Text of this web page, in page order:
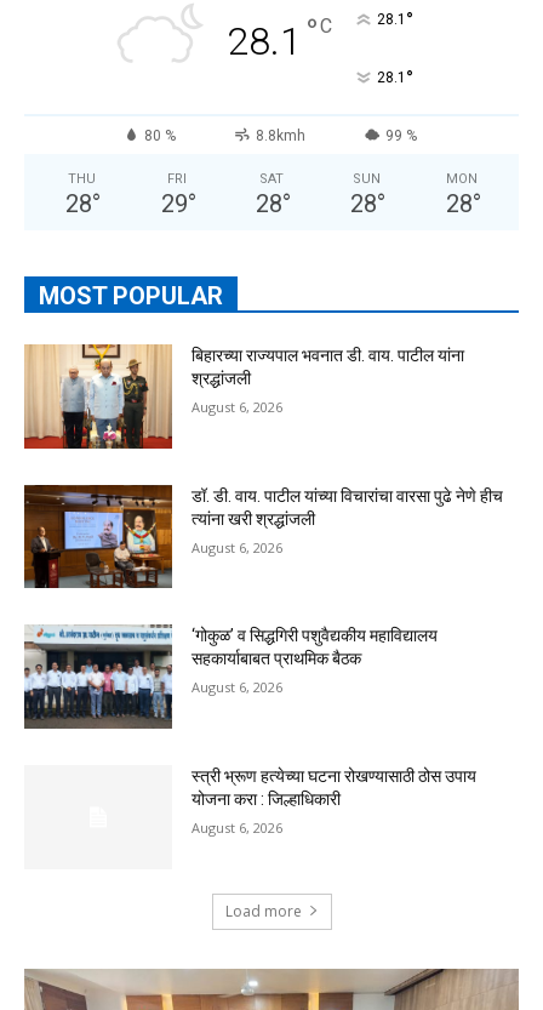
28.1 °C 28.1 °
28.1 °
80 % 8.8kmh 99 %
THU
28°
FRI
29°
SAT
28°
SUN
28°
MON
28°
MOST POPULAR
बिहारच्या राज्यपाल भवनात डी. वाय. पाटील यांना
श्रद्धांजली
August 6, 2026
डॉ. डी. वाय. पाटील यांच्या विचारांचा वारसा पुढे नेणे हीच
त्यांना खरी श्रद्धांजली
August 6, 2026
‘गोकुळ’ व सिद्धगिरी पशुवैद्यकीय महाविद्यालय
सहकार्याबाबत प्राथमिक बैठक
August 6, 2026
स्त्री भ्रूण हत्येच्या घटना रोखण्यासाठी ठोस उपाय
योजना करा : जिल्हाधिकारी
August 6, 2026
Load more